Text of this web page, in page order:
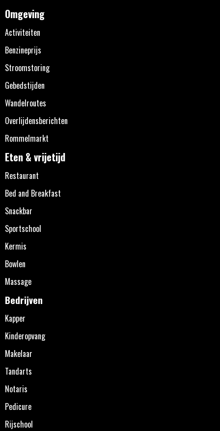
Omgeving
Activiteiten
Benzineprijs
Stroomstoring
Gebedstijden
Wandelroutes
Overlijdensberichten
Rommelmarkt
Eten & vrijetijd
Restaurant
Bed and Breakfast
Snackbar
Sportschool
Kermis
Bowlen
Massage
Bedrijven
Kapper
Kinderopvang
Makelaar
Tandarts
Notaris
Pedicure
Rijschool